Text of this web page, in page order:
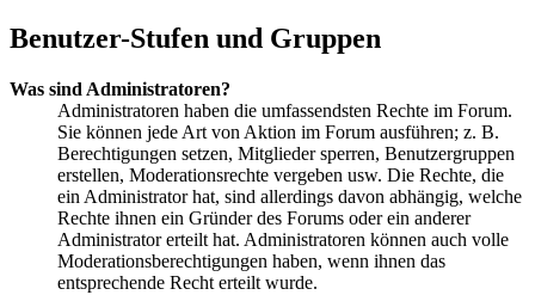
Benutzer-Stufen und Gruppen
Was sind Administratoren?
Administratoren haben die umfassendsten Rechte im Forum.
Sie können jede Art von Aktion im Forum ausführen; z. B.
Berechtigungen setzen, Mitglieder sperren, Benutzergruppen
erstellen, Moderationsrechte vergeben usw. Die Rechte, die
ein Administrator hat, sind allerdings davon abhängig, welche
Rechte ihnen ein Gründer des Forums oder ein anderer
Administrator erteilt hat. Administratoren können auch volle
Moderationsberechtigungen haben, wenn ihnen das
entsprechende Recht erteilt wurde.